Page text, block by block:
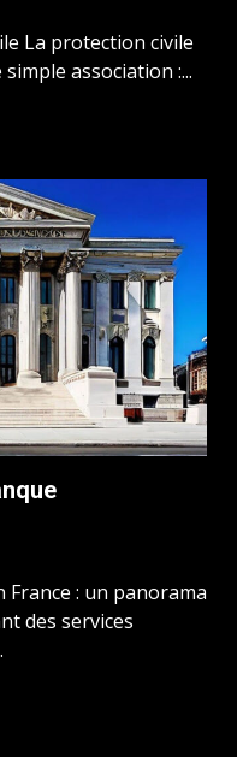
La protection civile
association :...
: un panorama
des services